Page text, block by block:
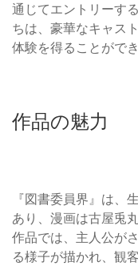
通じてエントリーす
ちは、豪華なキャス
体験を得ることがで
作品の魅力
『図書委員界』は、
あり、漫画は古屋兎
作品では、主人公が
る様子が描かれ、観